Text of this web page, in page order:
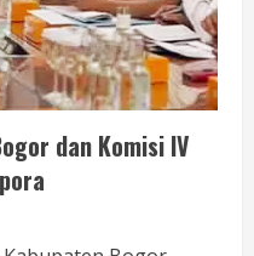
dan Komisi IV